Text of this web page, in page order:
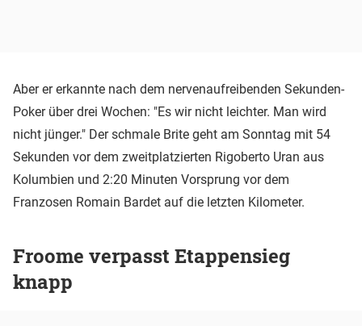
Aber er erkannte nach dem nervenaufreibenden Sekunden-
Poker über drei Wochen: "Es wir nicht leichter. Man wird
nicht jünger." Der schmale Brite geht am Sonntag mit 54
Sekunden vor dem zweitplatzierten Rigoberto Uran aus
Kolumbien und 2:20 Minuten Vorsprung vor dem
Franzosen Romain Bardet auf die letzten Kilometer.
Froome verpasst Etappensieg
knapp